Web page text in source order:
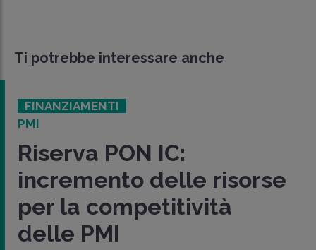
Ti potrebbe interessare anche
FINANZIAMENTI
PMI
Riserva PON IC:
incremento delle risorse
per la competitività
delle PMI